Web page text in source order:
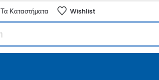
Τα Καταστήματα Wishlist